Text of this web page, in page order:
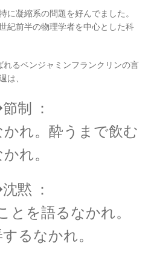
象を説明】
・キルヒホフ
ギーと電気回路でそれぞ
・オーム
に凝縮系の問題を好んでました。
紀前半の物理学者を中心とした科
るベンジャミンフランクリンの言
は、
制 ：
れ。酔うまで飲む
れ。
黙 ：
とを語るなかれ。
るなかれ。